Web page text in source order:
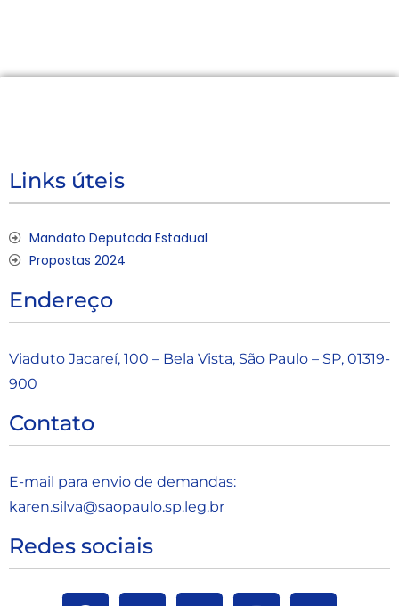
Links úteis
Mandato Deputada Estadual
Propostas 2024
Endereço
Viaduto Jacareí, 100 – Bela Vista, São Paulo – SP, 01319-
900
Contato
E-mail para envio de demandas:
karen.silva@saopaulo.sp.leg.br
Redes sociais